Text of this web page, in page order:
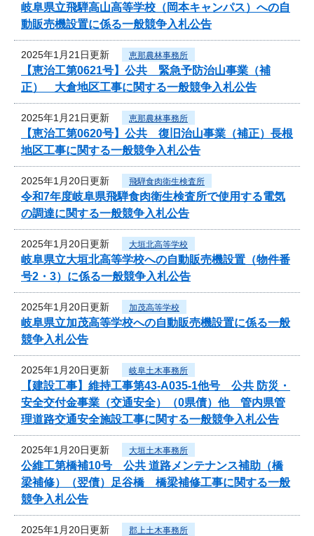
岐阜県立飛騨高山高等学校（岡本キャンパス）への自
動販売機設置に係る一般競争入札公告
2025年1月21日更新 恵那農林事務所
【恵治工第0621号】公共 緊急予防治山事業（補
正） 大倉地区工事に関する一般競争入札公告
2025年1月21日更新 恵那農林事務所
【恵治工第0620号】公共 復旧治山事業（補正）長根
地区工事に関する一般競争入札公告
2025年1月20日更新 飛騨食肉衛生検査所
令和7年度岐阜県飛騨食肉衛生検査所で使用する電気
の調達に関する一般競争入札公告
2025年1月20日更新 大垣北高等学校
岐阜県立大垣北高等学校への自動販売機設置（物件番
号2・3）に係る一般競争入札公告
2025年1月20日更新 加茂高等学校
岐阜県立加茂高等学校への自動販売機設置に係る一般
競争入札公告
2025年1月20日更新 岐阜土木事務所
【建設工事】維持工事第43-A035-1他号 公共 防災・
安全交付金事業（交通安全）（0県債）他 管内県管
理道路交通安全施設工事に関する一般競争入札公告
2025年1月20日更新 大垣土木事務所
公維工第橋補10号 公共 道路メンテナンス補助（橋
梁補修）（翌債）足谷橋 橋梁補修工事に関する一般
競争入札公告
2025年1月20日更新 郡上土木事務所